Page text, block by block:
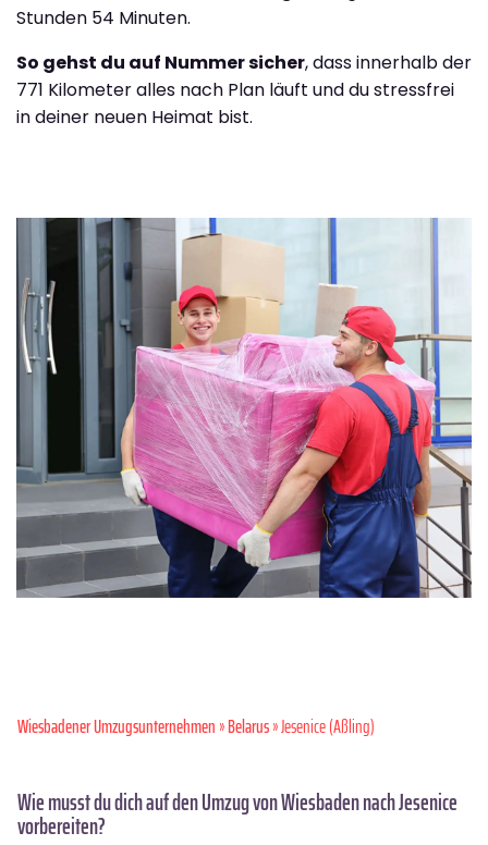
Stunden 54 Minuten.
So gehst du auf Nummer sicher, dass innerhalb der
771 Kilometer alles nach Plan läuft und du stressfrei
in deiner neuen Heimat bist.
Wiesbadener Umzugsunternehmen»Belarus» Jesenice (Aßling)
Wie musst du dich auf den Umzug von Wiesbaden nach Jesenice
vorbereiten?